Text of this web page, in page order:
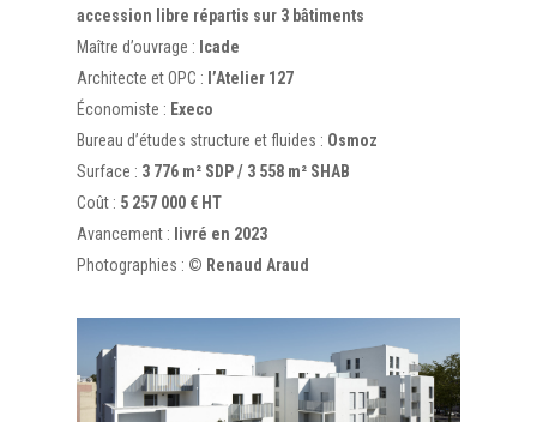
accession libre répartis sur 3 bâtiments
Maître d’ouvrage : Icade
Architecte et OPC : l’Atelier 127
Économiste : Execo
Bureau d’études structure et fluides : Osmoz
Surface : 3 776 m² SDP / 3 558 m² SHAB
Coût : 5 257 000 € HT
Avancement : livré en 2023
Photographies : © Renaud Araud